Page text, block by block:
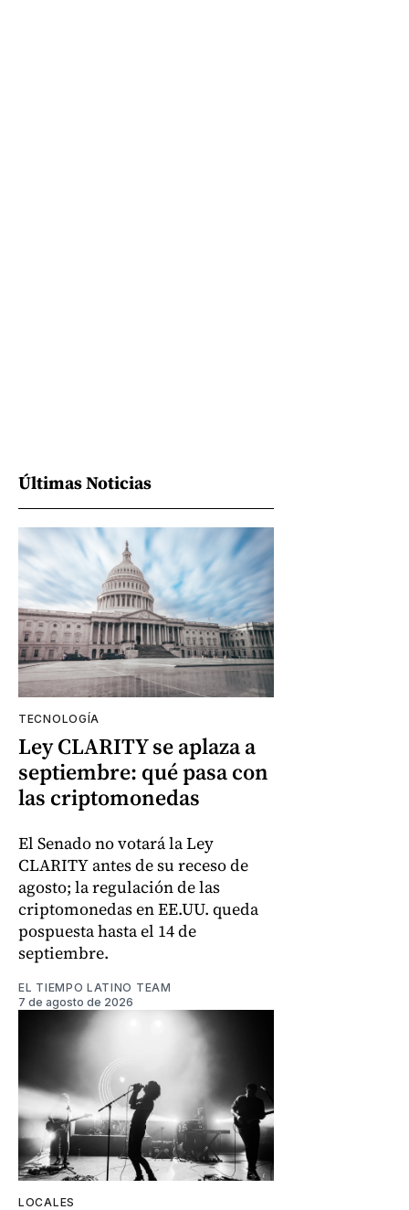
Últimas Noticias
TECNOLOGÍA
Ley CLARITY se aplaza a
septiembre: qué pasa con
las criptomonedas
El Senado no votará la Ley
CLARITY antes de su receso de
agosto; la regulación de las
criptomonedas en EE.UU. queda
pospuesta hasta el 14 de
septiembre.
EL TIEMPO LATINO TEAM
7 de agosto de 2026
LOCALES